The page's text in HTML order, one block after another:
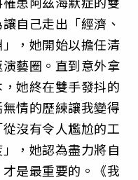
自己走出「經濟、
，她開始以擔任清
藝圈。直到意外拿
她終在雙手發抖的
情的歷練讓我變得
沒有令人尷尬的工
，她認為盡力將自
是最重要的。《我